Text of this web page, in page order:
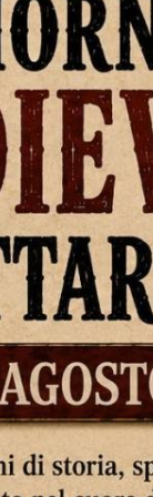
maniero, un
resistito a
centro
trasformano
custodiscono
Giuseppe e
Ricordi,
borgo.
Pavia,
ideale per
sua
Quando si